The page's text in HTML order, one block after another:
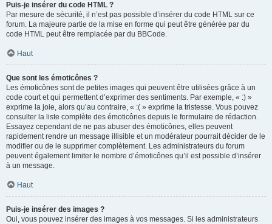
Puis-je insérer du code HTML ?
Par mesure de sécurité, il n’est pas possible d’insérer du code HTML sur ce
forum. La majeure partie de la mise en forme qui peut être générée par du
code HTML peut être remplacée par du BBCode.
Haut
Que sont les émoticônes ?
Les émoticônes sont de petites images qui peuvent être utilisées grâce à un
code court et qui permettent d’exprimer des sentiments. Par exemple, « :) »
exprime la joie, alors qu’au contraire, « :( » exprime la tristesse. Vous pouvez
consulter la liste complète des émoticônes depuis le formulaire de rédaction.
Essayez cependant de ne pas abuser des émoticônes, elles peuvent
rapidement rendre un message illisible et un modérateur pourrait décider de le
modifier ou de le supprimer complètement. Les administrateurs du forum
peuvent également limiter le nombre d’émoticônes qu’il est possible d’insérer
à un message.
Haut
Puis-je insérer des images ?
Oui, vous pouvez insérer des images à vos messages. Si les administrateurs